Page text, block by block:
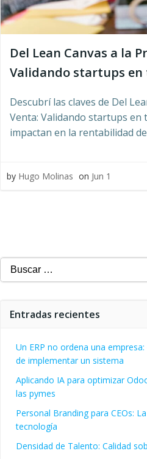
Del Lean Canvas a la
Validando startups en
Descubrí las claves de Del
Venta: Validando startups en
impactan en la rentabilidad
by Hugo Molinas on Jun 1
Buscar:
Entradas recientes
Un ERP no ordena una
de implementar un sistema
Aplicando IA para optimizar
las pymes
Personal Branding para CEOs:
tecnología
Densidad de Talento: Calidad